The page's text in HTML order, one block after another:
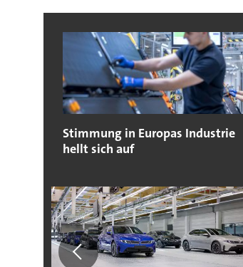
Stimmung in Europas Industrie
hellt sich auf